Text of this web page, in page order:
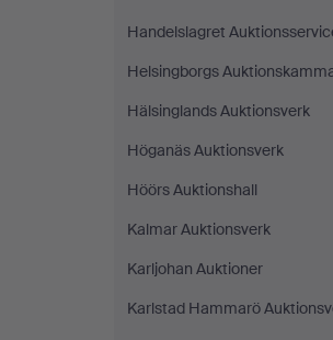
Handelslagret
Helsingborgs
Hälsinglands Auktionsverk
Höganäs Auktionsverk
Höörs Auktionshall
Kalmar Auktionsverk
Karljohan Auktioner
Karlstad Hammarö